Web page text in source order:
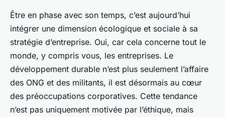
Stratégies pour un
engagement employé durable
?
esther•18 février 2024•7 min de lecture
Être en phase avec son temps, c’est aujourd’hui
intégrer une dimension écologique et sociale à sa
stratégie d’entreprise. Oui, car cela concerne tout le
monde, y compris vous, les entreprises. Le
développement durable n’est plus seulement l’affaire
des ONG et des militants, il est désormais au cœur
des préoccupations corporatives. Cette tendance
n’est pas uniquement motivée par l’éthique, mais